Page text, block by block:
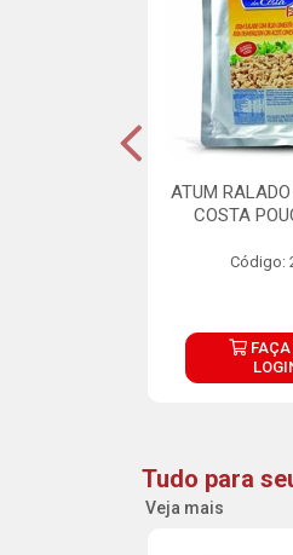
ATUM
COSTA
Código:
FAÇA
Tudo para
Veja mais